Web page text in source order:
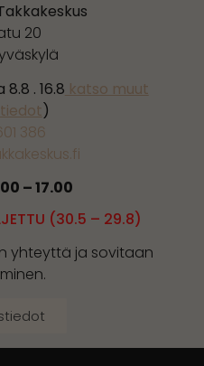
20
. 16.8 katso muut
)
386
– 17.00
(30.5 – 29.8)
yhteyttä ja sovitaan